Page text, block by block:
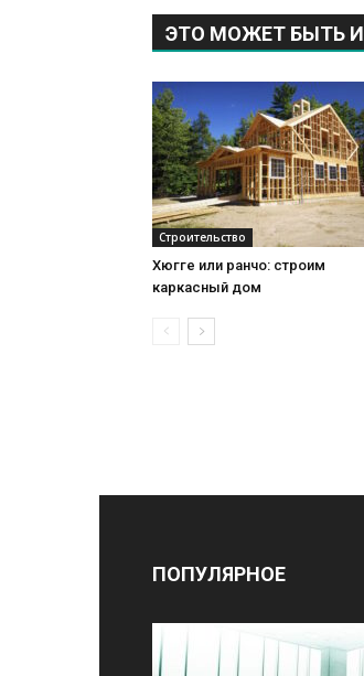
ЭТО МОЖЕТ БЫТЬ
Строительство
Хюгге или ранчо: строим
каркасный дом
ПОПУЛЯРНОЕ